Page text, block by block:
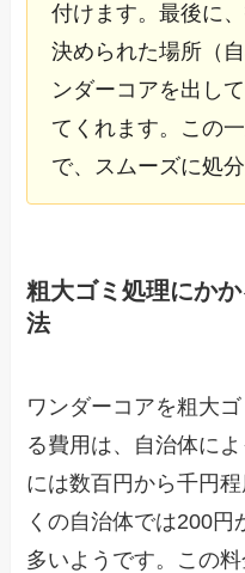
付けます。最後に
決められた場所（
ンダーコアを出し
てくれます。この
で、スムーズに処
粗大ゴミ処理にか
法
ワンダーコアを粗大
る費用は、自治体に
には数百円から千円
くの自治体では200
多いようです。この